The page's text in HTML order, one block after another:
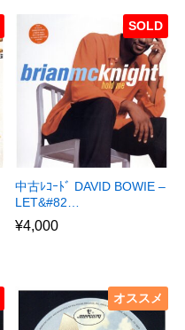
SOLD
中古ﾚｺｰﾄﾞ DAVID BOWIE –
LET&#82…
¥4,000
オススメ